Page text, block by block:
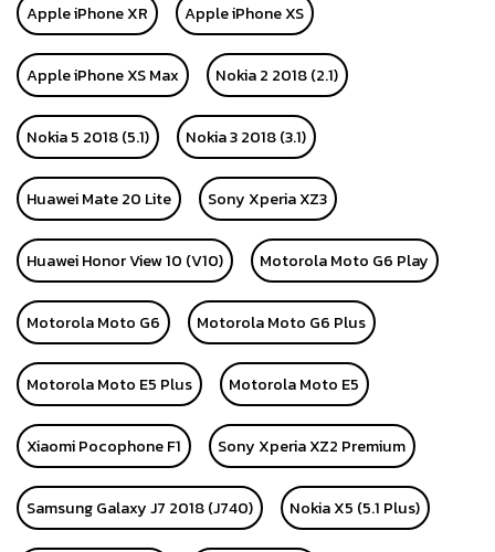
Apple iPhone XR Apple iPhone XS
Apple iPhone XS Max Nokia 2 2018 (2.1)
Nokia 5 2018 (5.1) Nokia 3 2018 (3.1)
Huawei Mate 20 Lite Sony Xperia XZ3
Huawei Honor View 10 (V10) Motorola Moto G6 Play
Motorola Moto G6 Motorola Moto G6 Plus
Motorola Moto E5 Plus Motorola Moto E5
Xiaomi Pocophone F1 Sony Xperia XZ2 Premium
Samsung Galaxy J7 2018 (J740) Nokia X5 (5.1 Plus)